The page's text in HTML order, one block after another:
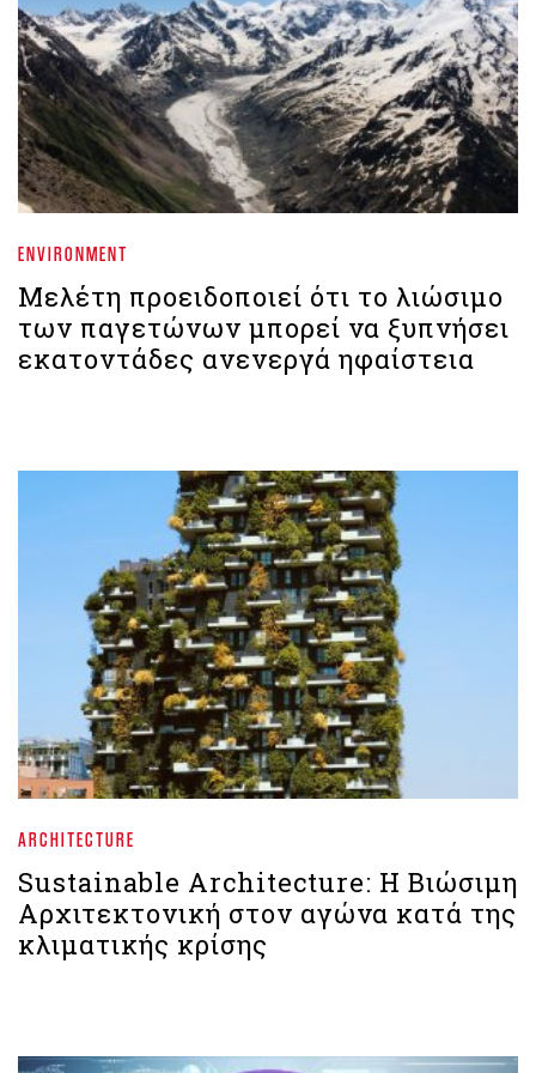
ENVIRONMENT
Μελέτη προειδοποιεί ότι το λιώσιμο
των παγετώνων μπορεί να ξυπνήσει
εκατοντάδες ανενεργά ηφαίστεια
ARCHITECTURE
Sustainable Architecture: Η Βιώσιμη
Αρχιτεκτονική στον αγώνα κατά της
κλιματικής κρίσης